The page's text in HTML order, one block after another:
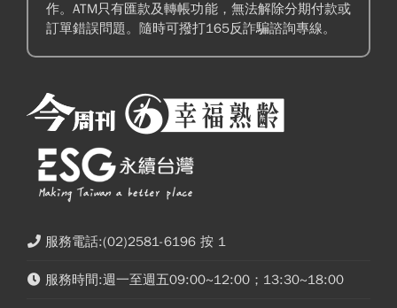
作。ATM只有匯款及轉帳功能，無法解除分期付款或
訂單錯誤問題。隨時可撥打165反詐騙諮詢專線。
服務電話:(02)2581-6196 按 1
服務時間:週一至週五09:00~12:00；13:30~18:00